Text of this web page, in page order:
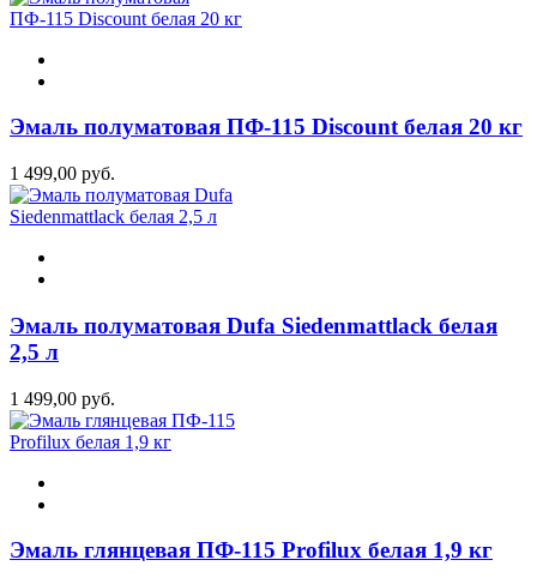
Эмаль полуматовая ПФ-115 Discount белая 20 кг
1 499,00 руб.
Эмаль полуматовая Dufa Siedenmattlack белая
2,5 л
1 499,00 руб.
Эмаль глянцевая ПФ-115 Profilux белая 1,9 кг